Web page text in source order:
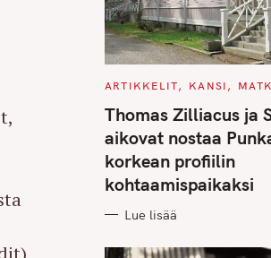
C
T
E
O
R
I
E
S
ARTIKKELIT KANSI
Thomas Zilliacus ja
aikovat nostaa
korkean profiilin
kohtaamispaikaksi
Lue lisää